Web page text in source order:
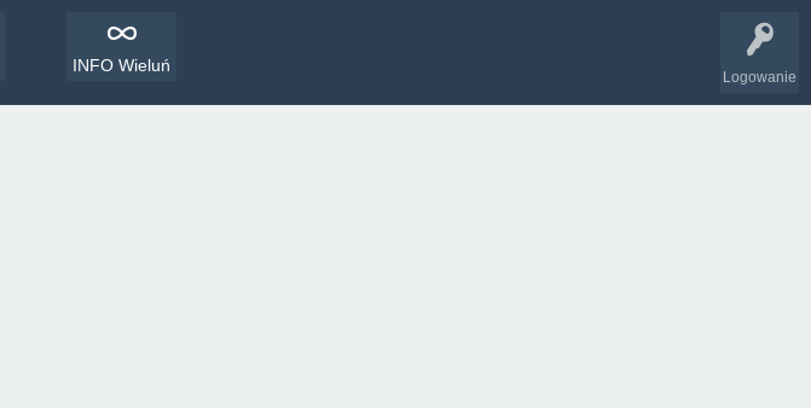
Logowanie
INFO Wieluń